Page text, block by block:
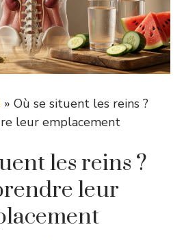
» Où se situent les reins ?
leur emplacement
les reins ?
leur